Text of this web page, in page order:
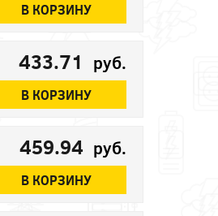
В КОРЗИНУ
433.71 руб.
В КОРЗИНУ
459.94 руб.
В КОРЗИНУ